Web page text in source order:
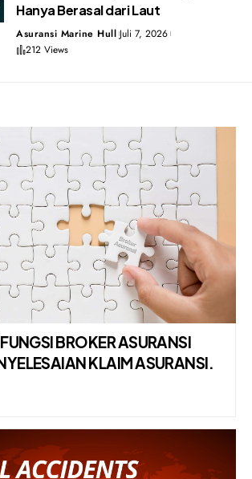
Hanya Berasal dari Laut
Asuransi Marine Hull Juli 7, 2026
212 Views
BROKER ASURANSI
KLAIM ASURANSI.